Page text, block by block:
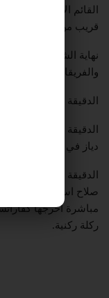
القائم الأيمن لمرمى
قريب من تسجيل هدفه
والفريقان الآن
الدقيقة 46 | انطلاق الشوط الثاني
الدقيقة 53|
دياز في بداية الهجمة.
الدقيقة 62|
صلاح استغل كرة
مباشرة أخرجها
ركلة ركنية.